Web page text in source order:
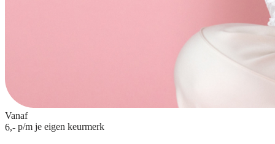
Vanaf
6,- p/m je eigen keurmerk